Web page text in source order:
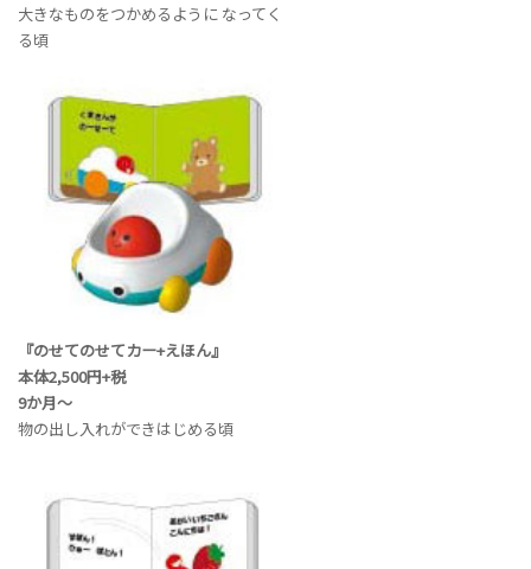
大きなものをつかめるように なってく
る頃
『のせてのせてカー+えほん』
本体2,500円+税
9か月～
物の出し入れができはじめる頃